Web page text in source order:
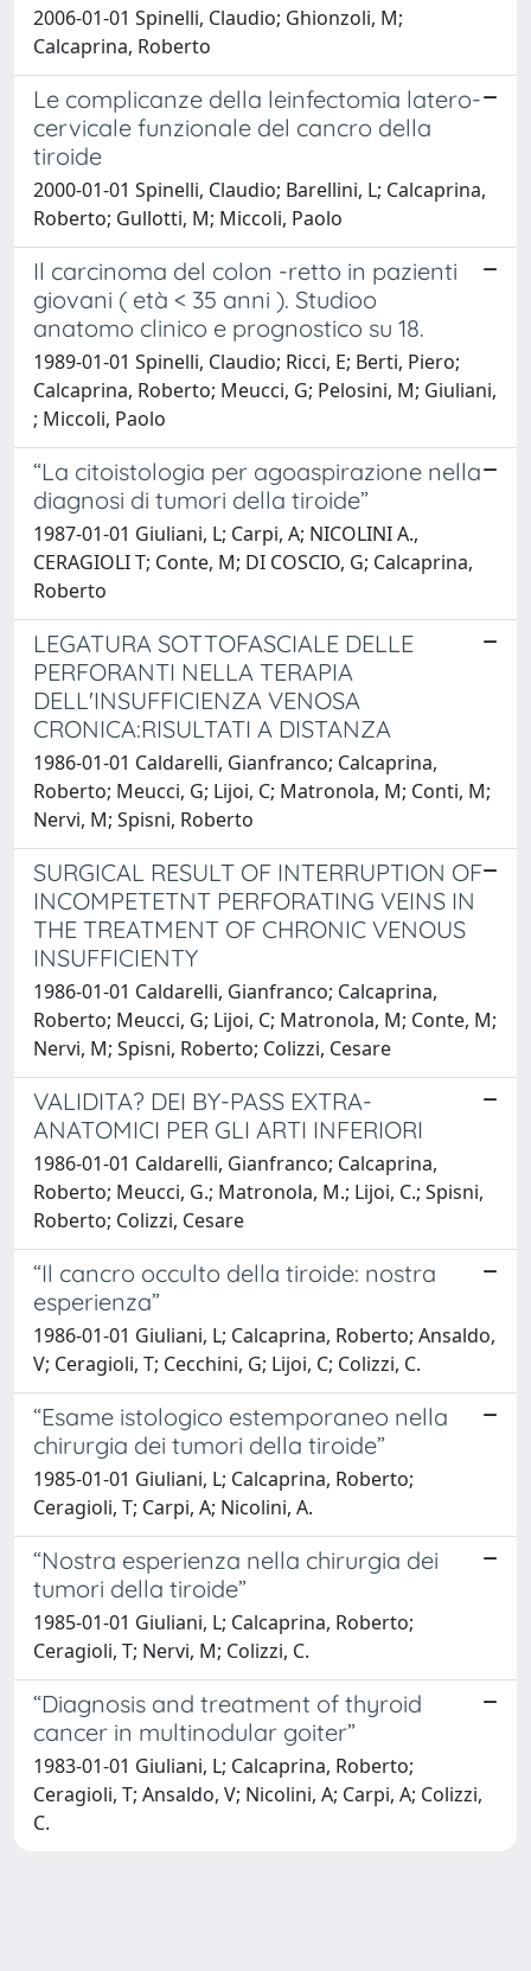
2006-01-01 Spinelli, Claudio; Ghionzoli, M;
Calcaprina, Roberto
Le complicanze della leinfectomia latero-
cervicale funzionale del cancro della
tiroide
2000-01-01 Spinelli, Claudio; Barellini, L; Calcaprina,
Roberto; Gullotti, M; Miccoli, Paolo
Il carcinoma del colon -retto in pazienti
giovani ( età < 35 anni ). Studioo
anatomo clinico e prognostico su 18.
1989-01-01 Spinelli, Claudio; Ricci, E; Berti, Piero;
Calcaprina, Roberto; Meucci, G; Pelosini, M; Giuliani,
; Miccoli, Paolo
“La citoistologia per agoaspirazione nella
diagnosi di tumori della tiroide”
1987-01-01 Giuliani, L; Carpi, A; NICOLINI A.,
CERAGIOLI T; Conte, M; DI COSCIO, G; Calcaprina,
Roberto
LEGATURA SOTTOFASCIALE DELLE
PERFORANTI NELLA TERAPIA
DELL'INSUFFICIENZA VENOSA
CRONICA:RISULTATI A DISTANZA
1986-01-01 Caldarelli, Gianfranco; Calcaprina,
Roberto; Meucci, G; Lijoi, C; Matronola, M; Conti, M;
Nervi, M; Spisni, Roberto
SURGICAL RESULT OF INTERRUPTION OF
INCOMPETETNT PERFORATING VEINS IN
THE TREATMENT OF CHRONIC VENOUS
INSUFFICIENTY
1986-01-01 Caldarelli, Gianfranco; Calcaprina,
Roberto; Meucci, G; Lijoi, C; Matronola, M; Conte, M;
Nervi, M; Spisni, Roberto; Colizzi, Cesare
VALIDITA? DEI BY-PASS EXTRA-
ANATOMICI PER GLI ARTI INFERIORI
1986-01-01 Caldarelli, Gianfranco; Calcaprina,
Roberto; Meucci, G.; Matronola, M.; Lijoi, C.; Spisni,
Roberto; Colizzi, Cesare
“Il cancro occulto della tiroide: nostra
esperienza”
1986-01-01 Giuliani, L; Calcaprina, Roberto; Ansaldo,
V; Ceragioli, T; Cecchini, G; Lijoi, C; Colizzi, C.
“Esame istologico estemporaneo nella
chirurgia dei tumori della tiroide”
1985-01-01 Giuliani, L; Calcaprina, Roberto;
Ceragioli, T; Carpi, A; Nicolini, A.
“Nostra esperienza nella chirurgia dei
tumori della tiroide”
1985-01-01 Giuliani, L; Calcaprina, Roberto;
Ceragioli, T; Nervi, M; Colizzi, C.
“Diagnosis and treatment of thyroid
cancer in multinodular goiter”
1983-01-01 Giuliani, L; Calcaprina, Roberto;
Ceragioli, T; Ansaldo, V; Nicolini, A; Carpi, A; Colizzi,
C.